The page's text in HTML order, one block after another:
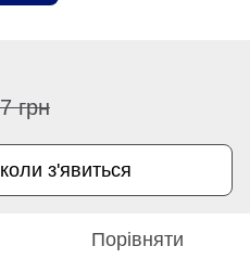
грн
з'явиться
Порівняти